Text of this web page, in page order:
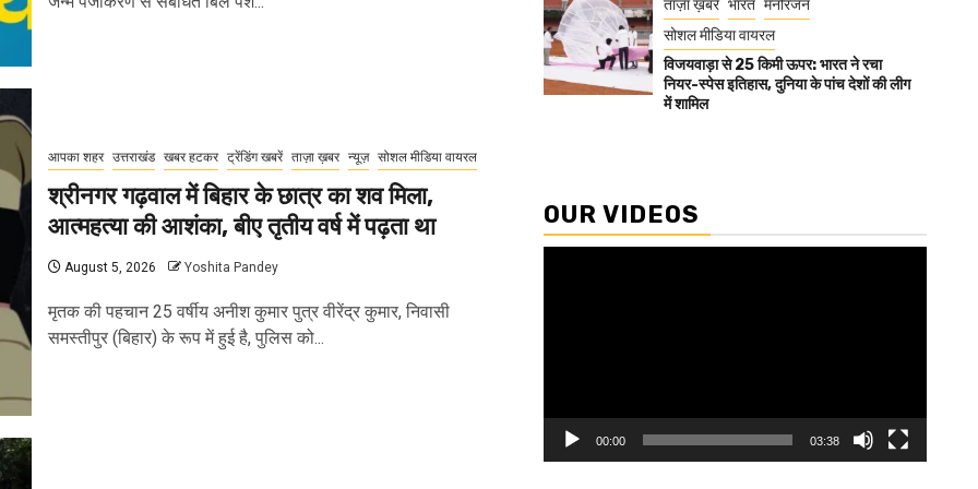
आपका शहर उत्तराखंड खबर हटकर ट्रेंडिंग खबरें ताज़ा ख़बर न्यूज़ सोशल मीडिया वायरल
श्रीनगर गढ़वाल में बिहार के छात्र का शव मिला,
आत्महत्या की आशंका, बीए तृतीय वर्ष में पढ़ता था
August 5, 2026 Yoshita Pandey
मृतक की पहचान 25 वर्षीय अनीश कुमार पुत्र वीरेंद्र कुमार, निवासी
समस्तीपुर (बिहार) के रूप में हुई है, पुलिस को...
ताज़ा ख़बरें भारत मनोरंजन
सोशल मीडिया वायरल
विजयवाड़ा से 25 किमी ऊपर: भारत ने रचा
नियर-स्पेस इतिहास, दुनिया के पांच देशों की लीग
में शामिल
OUR VIDEOS
00:00 03:38